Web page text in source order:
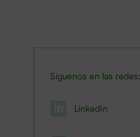
Síguenos en las redes:
LinkedIn